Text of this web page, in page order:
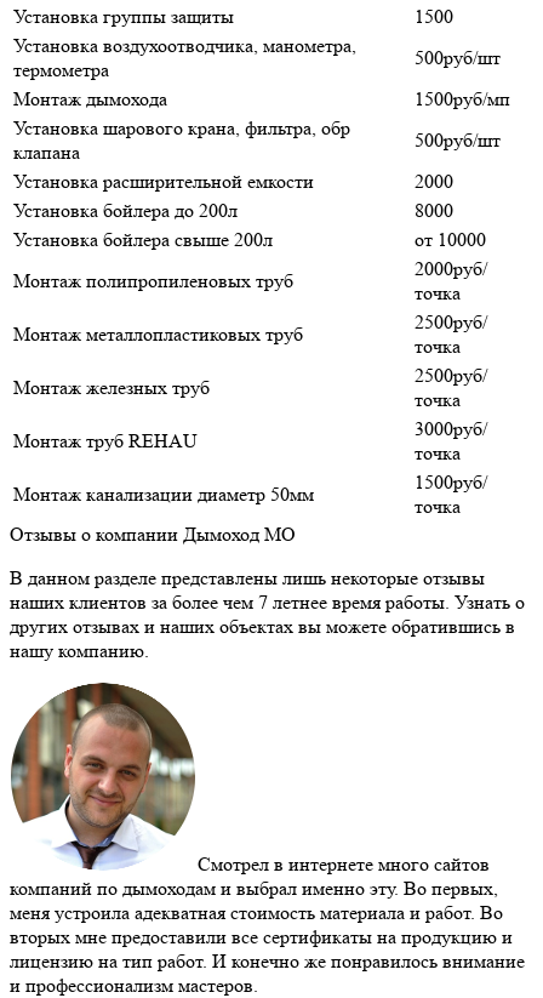
Установка группы защиты
1500
Установка воздухоотводчика, манометра,
термометра
500руб/шт
Монтаж дымохода
1500руб/мп
Установка шарового крана, фильтра, обр
клапана
500руб/шт
Установка расширительной емкости
2000
Установка бойлера до 200л
8000
Установка бойлера свыше 200л
от 10000
Монтаж полипропиленовых труб
2000руб/
точка
Монтаж металлопластиковых труб
2500руб/
точка
Монтаж железных труб
2500руб/
точка
Монтаж труб REHAU
3000руб/
точка
Монтаж канализации диаметр 50мм
1500руб/
точка
Отзывы о компании Дымоход МО
В данном разделе представлены лишь некоторые отзывы
наших клиентов за более чем 7 летнее время работы. Узнать о
других отзывах и наших объектах вы можете обратившись в
нашу компанию.
Смотрел в интернете много сайтов
компаний по дымоходам и выбрал именно эту. Во первых,
меня устроила адекватная стоимость материала и работ. Во
вторых мне предоставили все сертификаты на продукцию и
лицензию на тип работ. И конечно же понравилось внимание
и профессионализм мастеров.